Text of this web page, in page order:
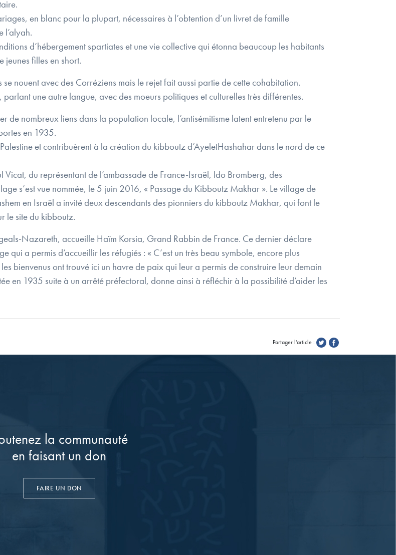
en blanc pour la plupart, nécessaires à l’obtention d’un livret de famille
l’alyah.
d’hébergement spartiates et une vie collective qui étonna beaucoup les habitants
filles en short.
nouent avec des Corréziens mais le rejet fait aussi partie de cette cohabitation.
une autre langue, avec des moeurs politiques et culturelles très différentes.
de nombreux liens dans la population locale, l’antisémitisme latent entretenu par le
en 1935.
et contribuèrent à la création du kibboutz d’AyeletHashahar dans le nord de ce
Vicat, du représentant de l’ambassade de France-Israël, ldo Bromberg, des
s’est vue nommée, le 5 juin 2016, « Passage du Kibboutz Makhar ». Le village de
en Israël a invité deux descendants des pionniers du kibboutz Makhar, qui font le
le site du kibboutz.
Nazareth, accueille Haïm Korsia, Grand Rabbin de France. Ce dernier déclare
a permis d’accueillir les réfugiés : « C’est un très beau symbole, encore plus
bienvenus ont trouvé ici un havre de paix qui leur a permis de construire leur demain
en 1935 suite à un arrêté préfectoral, donne ainsi à réfléchir à la possibilité d’aider les
Partager l'article :
la communauté
en faisant un don
FAIRE UN DON